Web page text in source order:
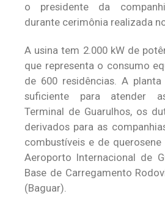
o presidente da
durante cerimônia realizada
A usina tem 2.000 kW de
que representa o consumo
de 600 residências. A
suficiente para atender
Terminal de Guarulhos, os
derivados para as
combustíveis e de
Aeroporto Internacional de
Base de Carregamento
(Baguar).